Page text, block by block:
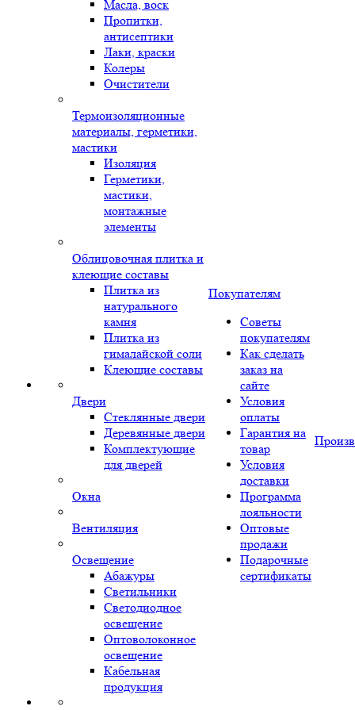
Масла, воск
Пропитки,
антисептики
Лаки, краски
Колеры
Очистители
Термоизоляционные
материалы, герметики,
мастики
Изоляция
Герметики,
мастики,
монтажные
элементы
Облицовочная плитка и
клеющие составы
Плитка из
натурального
камня
Плитка из
гималайской соли
Клеющие составы
Двери
Стеклянные двери
Деревянные двери
Комплектующие
для дверей
Окна
Вентиляция
Освещение
Абажуры
Светильники
Светодиодное
освещение
Оптоволоконное
освещение
Кабельная
продукция
Покупателям
Советы
покупателям
Как сделать
заказ на
сайте
Условия
оплаты
Гарантия на
товар
Условия
доставки
Программа
лояльности
Оптовые
продажи
Подарочные
сертификаты